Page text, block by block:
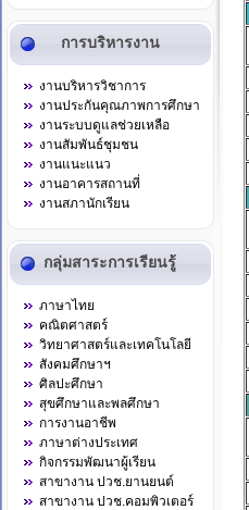
การบริหารงาน
งานบริหารวิชาการ
งานประกันคุณภาพการศึกษา
งานระบบดูแลช่วยเหลือ
งานสัมพันธ์ชุมชน
งานแนะแนว
งานอาคารสถานที่
งานสภานักเรียน
กลุ่มสาระการเรียนรู้
ภาษาไทย
คณิตศาสตร์
วิทยาศาสตร์และเทคโนโลยี
สังคมศึกษาฯ
ศิลปะศึกษา
สุขศึกษาและพลศึกษา
การงานอาชีพ
ภาษาต่างประเทศ
กิจกรรมพัฒนาผู้เรียน
สาขางาน ปวช.ยานยนต์
สาขางาน ปวช.คอมพิวเตอร์